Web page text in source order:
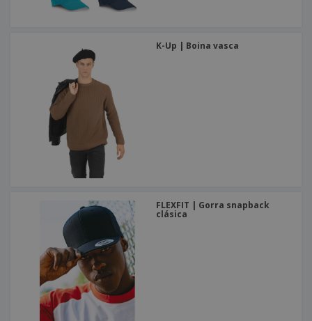
K-Up | Boina vasca
FLEXFIT | Gorra snapback
clásica